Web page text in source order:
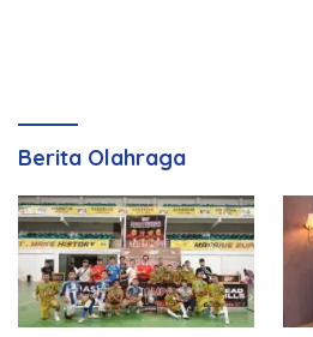
Berita Olahraga